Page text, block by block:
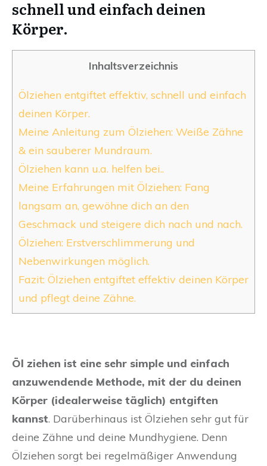
schnell und einfach deinen
Körper.
Inhaltsverzeichnis
Ölziehen entgiftet effektiv, schnell und einfach
deinen Körper.
Meine Anleitung zum Ölziehen: Weiße Zähne
& ein sauberer Mundraum.
Ölziehen kann u.a. helfen bei..
Meine Erfahrungen mit Ölziehen: Fang
langsam an, gewöhne dich an den
Geschmack und steigere dich nach und nach.
Ölziehen: Erstverschlimmerung und
Nebenwirkungen möglich.
Fazit: Ölziehen entgiftet effektiv deinen Körper
und pflegt deine Zähne.
Öl ziehen ist eine sehr simple und einfach
anzuwendende Methode, mit der du deinen
Körper (idealerweise täglich) entgiften
kannst. Darüberhinaus ist Ölziehen sehr gut für
deine Zähne und deine Mundhygiene. Denn
Ölziehen sorgt bei regelmäßiger Anwendung